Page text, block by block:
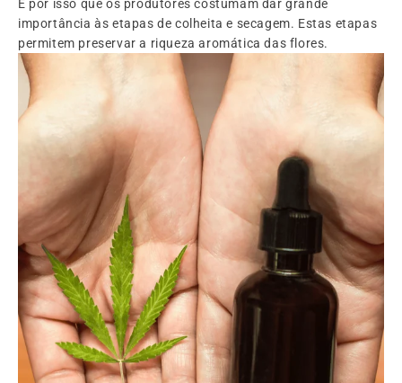
É por isso que os produtores costumam dar grande
importância às etapas de colheita e secagem. Estas etapas
permitem preservar a riqueza aromática das flores.